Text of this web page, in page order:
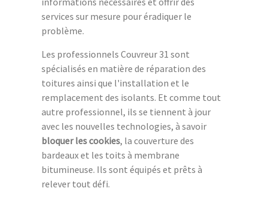
services sur mesure pour éradiquer le
problème.
Les professionnels Couvreur 31 sont
spécialisés en matière de réparation des
toitures ainsi que l'installation et le
remplacement des isolants. Et comme tout
autre professionnel, ils se tiennent à jour
avec les nouvelles technologies, à savoir
bloquer les cookies, la couverture des
bardeaux et les toits à membrane
bitumineuse. Ils sont équipés et prêts à
relever tout défi.